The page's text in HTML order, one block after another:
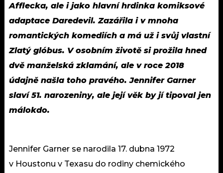
Afflecka, ale i jako hlavní hrdinka komiksové
adaptace Daredevil. Zazářila i v mnoha
romantických komediích a má už i svůj vlastní
Zlatý glóbus. V osobním životě si prožila hned
dvě manželská zklamání, ale v roce 2018
údajně našla toho pravého. Jennifer Garner
slaví 51. narozeniny, ale její věk by jí tipoval jen
málokdo.
Jennifer Garner se narodila 17. dubna 1972
v Houstonu v Texasu do rodiny chemického